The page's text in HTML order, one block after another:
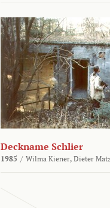
Deckname Schlier
1985 / Wilma Kiener, Dieter